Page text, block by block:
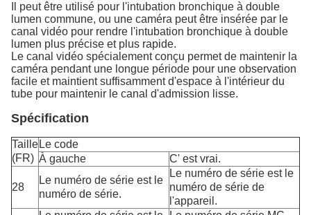
Il peut être utilisé pour l'intubation bronchique à double
lumen commune, ou une caméra peut être insérée par le
canal vidéo pour rendre l'intubation bronchique à double
lumen plus précise et plus rapide.
Le canal vidéo spécialement conçu permet de maintenir la
caméra pendant une longue période pour une observation
facile et maintient suffisamment d'espace à l'intérieur du
tube pour maintenir le canal d'admission lisse.
Spécification
Taille
(FR)
Le code
À gauche
C' est vrai.
28
Le numéro de série est le
numéro de série.
Le numéro de série est le
numéro de série de
l'appareil.